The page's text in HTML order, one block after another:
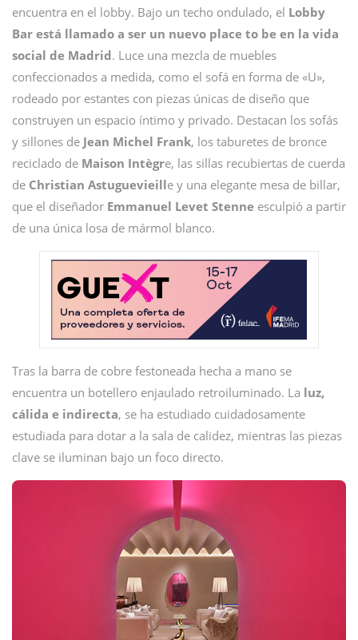
encuentra en el lobby. Bajo un techo ondulado, el Lobby
Bar está llamado a ser un nuevo place to be en la vida
social de Madrid. Luce una mezcla de muebles
confeccionados a medida, como el sofá en forma de «U»,
rodeado por estantes con piezas únicas de diseño que
construyen un espacio íntimo y privado. Destacan los sofás
y sillones de Jean Michel Frank, los taburetes de bronce
reciclado de Maison Intègre, las sillas recubiertas de cuerda
de Christian Astuguevieille y una elegante mesa de billar,
que el diseñador Emmanuel Levet Stenne esculpió a partir
de una única losa de mármol blanco.
Tras la barra de cobre festoneada hecha a mano se
encuentra un botellero enjaulado retroiluminado. La luz,
cálida e indirecta, se ha estudiado cuidadosamente
estudiada para dotar a la sala de calidez, mientras las piezas
clave se iluminan bajo un foco directo.